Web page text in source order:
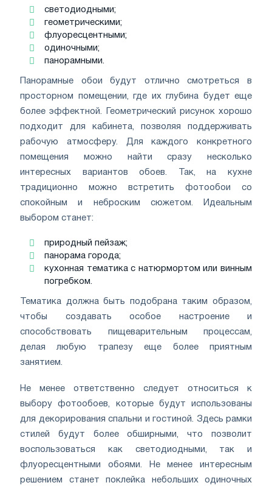
светодиодными;
геометрическими;
флуоресцентными;
одиночными;
панорамными.
Панорамные обои будут отлично смотреться в
просторном помещении, где их глубина будет еще
более эффектной. Геометрический рисунок хорошо
подходит для кабинета, позволяя поддерживать
рабочую атмосферу. Для каждого конкретного
помещения можно найти сразу несколько
интересных вариантов обоев. Так, на кухне
традиционно можно встретить фотообои со
спокойным и неброским сюжетом. Идеальным
выбором станет:
природный пейзаж;
панорама города;
кухонная тематика с натюрмортом или винным
погребком.
Тематика должна быть подобрана таким образом,
чтобы создавать особое настроение и
способствовать пищеварительным процессам,
делая любую трапезу еще более приятным
занятием.
Не менее ответственно следует относиться к
выбору фотообоев, которые будут использованы
для декорирования спальни и гостиной. Здесь рамки
стилей будут более обширными, что позволит
воспользоваться как светодиодными, так и
флуоресцентными обоями. Не менее интересным
решением станет поклейка небольших одиночных